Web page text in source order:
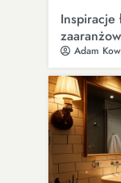
Inspiracje
Adam